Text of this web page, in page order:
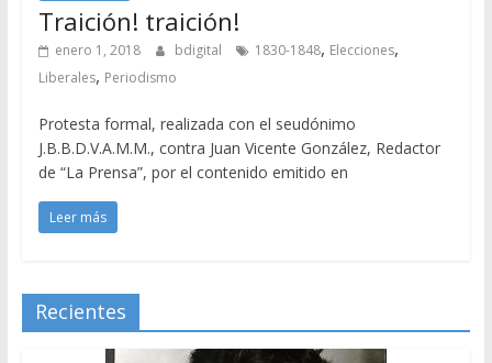
Traición! traición!
enero 1, 2018 bdigital 1830-1848, Elecciones,
Liberales, Periodismo
Protesta formal, realizada con el seudónimo
J.B.B.D.V.A.M.M., contra Juan Vicente González, Redactor
de “La Prensa”, por el contenido emitido en
Leer más
Recientes